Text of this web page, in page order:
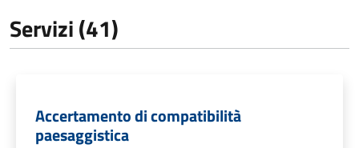
Servizi (41)
Accertamento di compatibilità
paesaggistica